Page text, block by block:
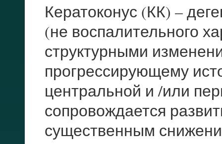
Кератоконус (КК) –
(не воспалительного
структурными
прогрессирующему
центральной и /или
сопровождается
существенным